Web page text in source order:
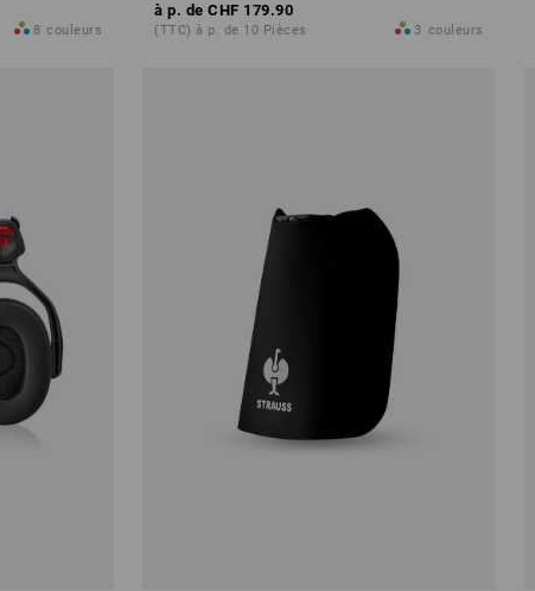
8 couleurs
à p. de CHF 179.90
(TTC) à p. de 10 Pièces 3 couleurs